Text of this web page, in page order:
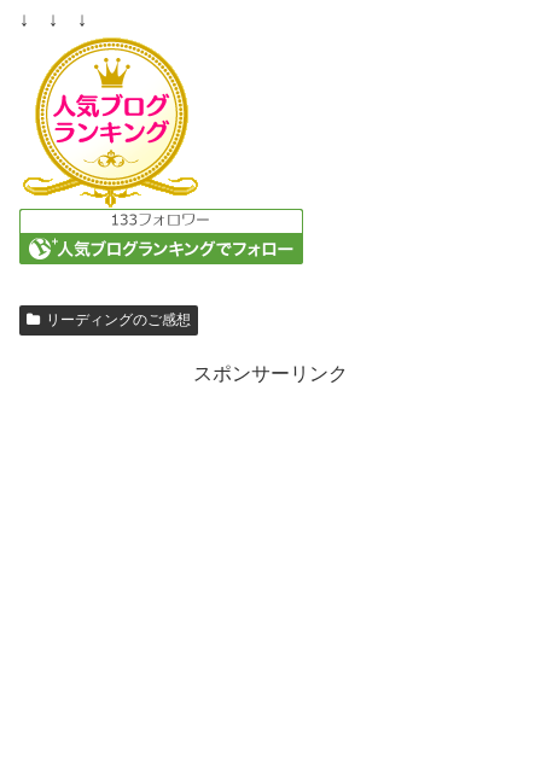
↓ ↓ ↓
リーディングのご感想
スポンサーリンク